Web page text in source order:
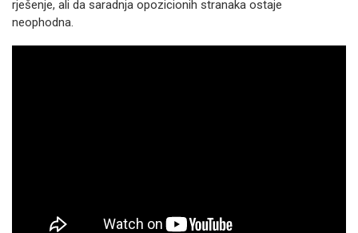
rješenje, ali da saradnja opozicionih stranaka ostaje
neophodna.